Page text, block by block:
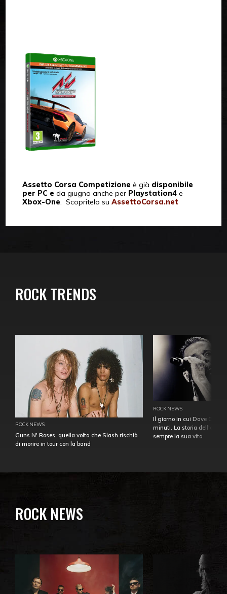
Assetto Corsa Competizione è già disponibile
per PC e da giugno anche per Playstation4e
Xbox-One. Scopritelo su AssettoCorsa.net
ROCK TRENDS
ROCK NEWS
Guns N' Roses, quella volta che Slash rischiò
di morire in tour con la band
ROCK NEWS
Il giorno in cui Dave
minuti. La storia
sempre la sua vita
ROCK NEWS